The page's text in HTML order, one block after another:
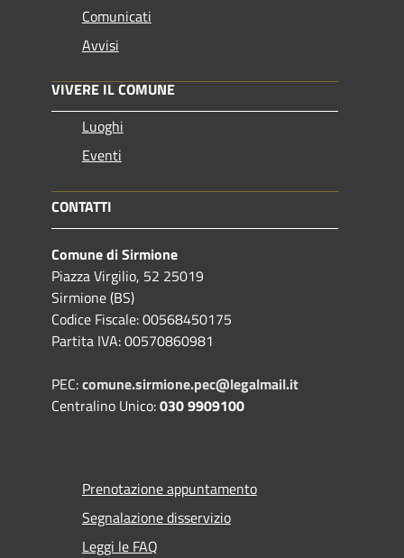
Comunicati
Avvisi
VIVERE IL COMUNE
Luoghi
Eventi
CONTATTI
Comune di Sirmione
Piazza Virgilio, 52 25019
Sirmione (BS)
Codice Fiscale: 00568450175
Partita IVA: 00570860981
PEC:comune.sirmione.pec@legalmail.it
Centralino Unico:030 9909100
Prenotazione appuntamento
Segnalazione disservizio
Leggi le FAQ